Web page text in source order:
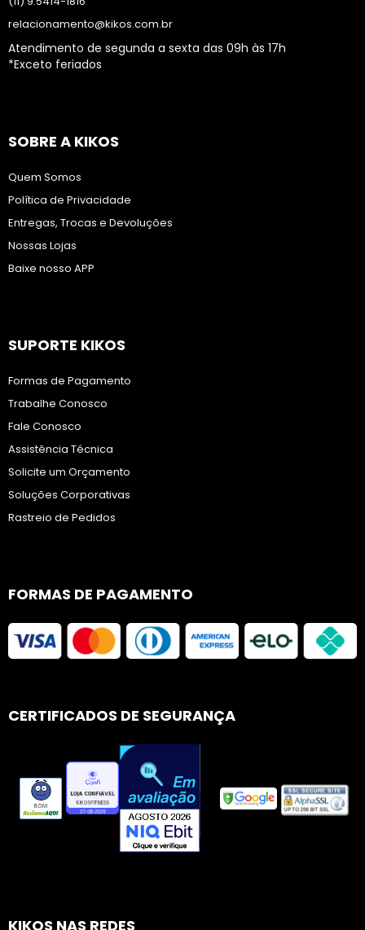
relacionamento@kikos.com.br
Atendimento de segunda a sexta das 09h às 17h
*Exceto feriados
SOBRE A KIKOS
Quem Somos
Política de Privacidade
Entregas, Trocas e Devoluções
Nossas Lojas
Baixe nosso APP
SUPORTE KIKOS
Formas de Pagamento
Trabalhe Conosco
Fale Conosco
Assistência Técnica
Solicite um Orçamento
Soluções Corporativas
Rastreio de Pedidos
FORMAS DE PAGAMENTO
CERTIFICADOS DE SEGURANÇA
KIKOS NAS REDES